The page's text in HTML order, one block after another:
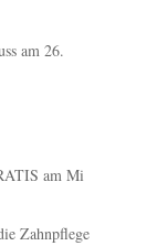
am 26.
am Mi
Zahnpflege